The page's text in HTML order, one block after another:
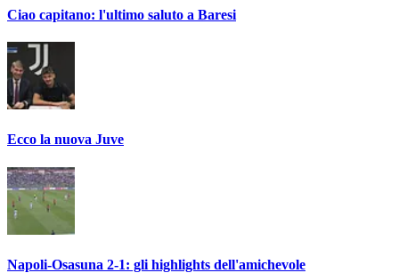
Ciao capitano: l'ultimo saluto a Baresi
Ecco la nuova Juve
Napoli-Osasuna 2-1: gli highlights dell'amichevole